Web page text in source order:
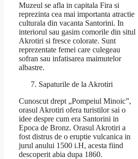
Muzeul se afla in capitala Fira si
reprezinta cea mai importanta atractie
culturala din vacanta Santorini. In
interiorul sau gasim comorile din situl
Akrotiri si fresce colorate. Sunt
reprezentate femei care culegeau
sofran sau infatisarea maimutelor
albastre.
Sapaturile de la Akrotiri
Cunoscut drept „Pompeiul Minoic”,
orasul Akrotiri ofera turistilor sai o
idee despre cum era Santorini in
Epoca de Bronz. Orasul Akrotiri a
fost distrus de o eruptie vulcanica in
jurul anului 1500 i.H, acesta fiind
descoperit abia dupa 1860.